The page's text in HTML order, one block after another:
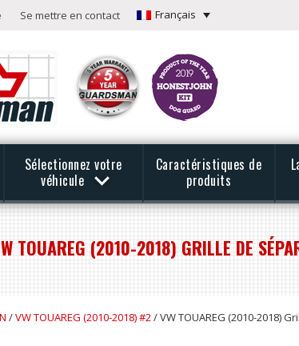
Se mettre en contact Français
Sélectionnez votre
véhicule
Caractéristiques de
produits
TOUAREG (2010-2018) GRILLE DE
/VW TOUAREG (2010-2018) #2/ VW TOUAREG (2010-2018)